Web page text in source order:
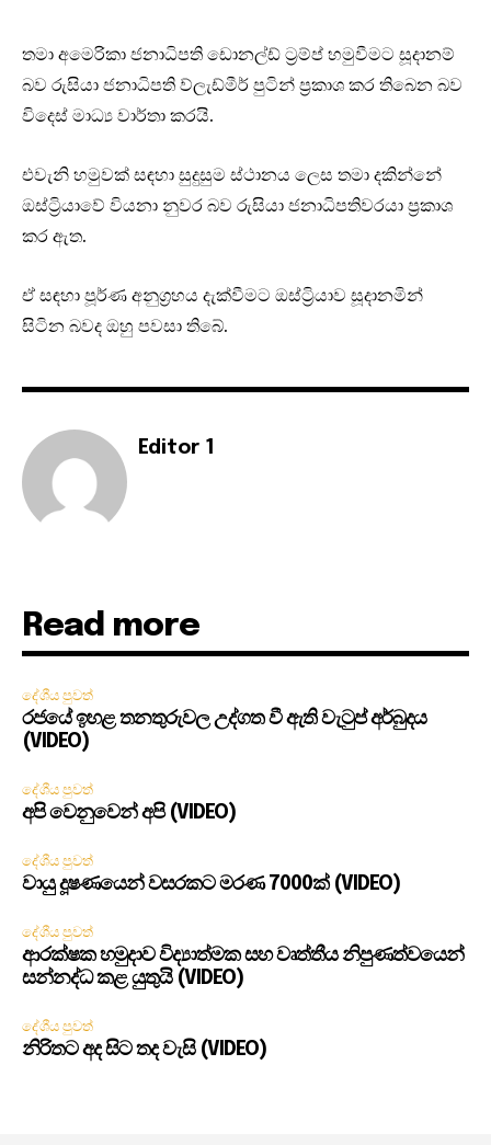
තමා අමෙරිකා ජනාධිපති ඩොනල්ඩ් ට්‍රම්ප් හමුවීමට සූදානම්
බව රුසියා ජනාධිපති ව්ලැඩ්මීර් පුටින් ප්‍රකාශ කර තිබ‌ෙ‌න බව
විදෙස් මාධ්‍ය වාර්තා කරයි.
එවැනි හමුවක් සඳහා සුදුසුම ස්ථානය ලෙස තමා දකින්නේ
ඔස්ට්‍රියාවේ වියනා නුවර බව රුසියා ජනාධිපතිවරයා ප්‍රකාශ
කර ඇත.
ඒ සඳහා පූර්ණ අනුග්‍රහය දැක්වීමට ඔස්ට්‍රියාව සූදානමින්
සිටින බවද ඔහු පවසා තිබේ.
Editor 1
Read more
දේශීය පුවත්
රජයේ ඉහළ තනතුරුවල උද්ගත වී ඇති වැටුප් අර්බුදය
(VIDEO)
දේශීය පුවත්
අපි වෙනුවෙන් අපි (VIDEO)
දේශීය පුවත්
වායු දූෂණයෙන් වසරකට මරණ 7000ක් (VIDEO)
දේශීය පුවත්
ආරක්ෂක හමුදාව විද්‍යාත්මක සහ වෘත්තීය නිපුණත්වයෙන්
සන්නද්ධ කළ යුතුයි (VIDEO)
දේශීය පුවත්
නිරිතට අද සිට තද වැසි (VIDEO)